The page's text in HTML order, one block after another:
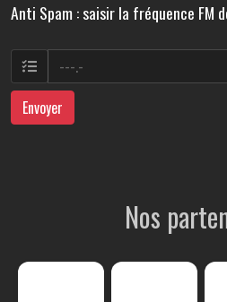
Anti Spam : saisir la fréquence FM
Envoyer
Nos